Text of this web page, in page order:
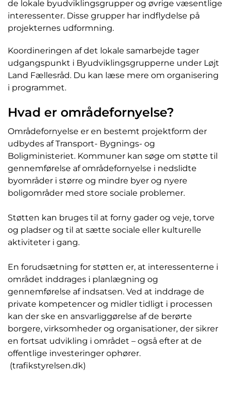
de lokale byudviklingsgrupper og øvrige væsentlige
interessenter. Disse grupper har indflydelse på
projekternes udformning.
Koordineringen af det lokale samarbejde tager
udgangspunkt i Byudviklingsgrupperne under Løjt
Land Fællesråd. Du kan læse mere om organisering
i programmet.
Hvad er områdefornyelse?
Områdefornyelse er en bestemt projektform der
udbydes af Transport- Bygnings- og
Boligministeriet. Kommuner kan søge om støtte til
gennemførelse af områdefornyelse i nedslidte
byområder i større og mindre byer og nyere
boligområder med store sociale problemer.
Støtten kan bruges til at forny gader og veje, torve
og pladser og til at sætte sociale eller kulturelle
aktiviteter i gang.
En forudsætning for støtten er, at interessenterne i
området inddrages i planlægning og
gennemførelse af indsatsen. Ved at inddrage de
private kompetencer og midler tidligt i processen
kan der ske en ansvarliggørelse af de berørte
borgere, virksomheder og organisationer, der sikrer
en fortsat udvikling i området – også efter at de
offentlige investeringer ophører.
(trafikstyrelsen.dk)